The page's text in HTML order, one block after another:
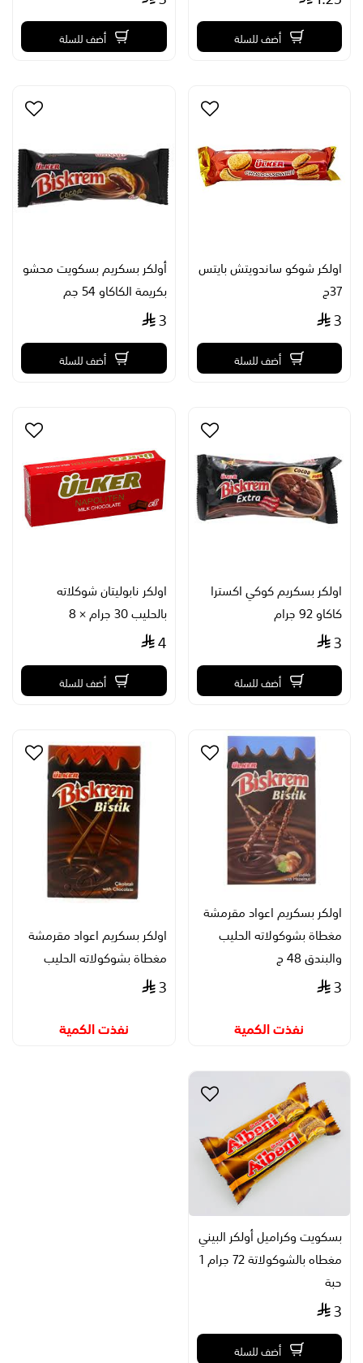
أضف للسلة أضف للسلة
اولكر شوكو ساندويتش بايتس
37ج
3
أضف للسلة
أولكر بسكريم بسكويت محشو
بكريمة الكاكاو 54 جم
3
أضف للسلة
اولكر بسكريم كوكي اكسترا
كاكاو 92 جرام
3
أضف للسلة
اولكر نابوليتان شوكلاته
بالحليب 30 جرام × 8
4
أضف للسلة
اولكر بسكريم اعواد مقرمشة
مغطاة بشوكولاته الحليب
والبندق 48 ج
3
نفذت الكمية
اولكر بسكريم اعواد مقرمشة
مغطاة بشوكولاته الحليب
3
نفذت الكمية
بسكويت وكراميل أولكر البيني
مغطاه بالشوكولاتة 72 جرام 1
حبة
3
أضف للسلة